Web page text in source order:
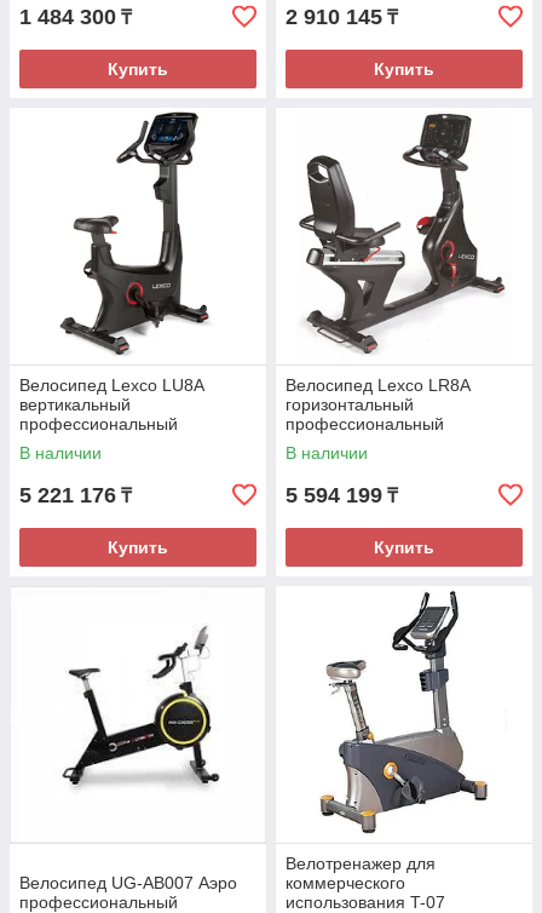
1 484 300 ₸
Купить
2 910 145 ₸
Купить
Велосипед Lexco LU8A
вертикальный
профессиональный
В наличии
5 221 176 ₸
Купить
Велосипед Lexco LR8A
горизонтальный
профессиональный
В наличии
5 594 199 ₸
Купить
Велосипед UG-AB007 Аэро
профессиональный
Велотренажер для
коммерческого
использования T-07